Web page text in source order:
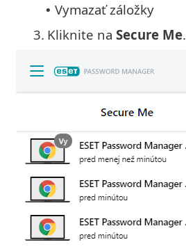
• Vymazať záložky
3. Kliknite na Secure Me.